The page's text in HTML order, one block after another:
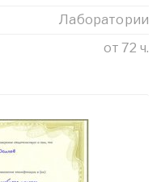
Лаборатории
от 72 ч.